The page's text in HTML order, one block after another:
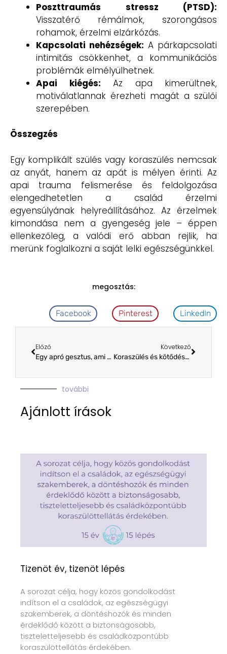
Poszttraumás stressz (PTSD):
Visszatérő rémálmok, szorongásos
rohamok, érzelmi elzárkózás.
Kapcsolati nehézségek: A párkapcsolati
intimitás csökkenhet, a kommunikációs
problémák elmélyülhetnek.
Apai kiégés: Az apa kimerültnek,
motiválatlannak érezheti magát a szülői
szerepében.
Összegzés
Egy komplikált szülés vagy koraszülés nemcsak
az anyát, hanem az apát is mélyen érinti. Az
apai trauma felismerése és feldolgozása
elengedhetetlen a család érzelmi
egyensúlyának helyreállításához. Az érzelmek
kimondása nem a gyengeség jele – éppen
ellenkezőleg, a valódi erő abban rejlik, ha
merünk foglalkozni a saját lelki egészségünkkel.
megosztás:
Facebook Pinterest LinkedIn
Előző
Egy apró gesztus, ami óriási segítség!
Következő
Koraszülés és kötődés: hogyan segítheted a kapcsolatot a babáddal?
további
Ajánlott írások
Tizenöt év, tizenöt lépés
A sorozat célja, hogy közös gondolkodást
indítson el a családok, az egészségügyi
szakemberek, a döntéshozók és minden
érdeklődő között a biztonságosabb,
tiszteletteljesebb és családközpontúbb
koraszülöttellátás érdekében.